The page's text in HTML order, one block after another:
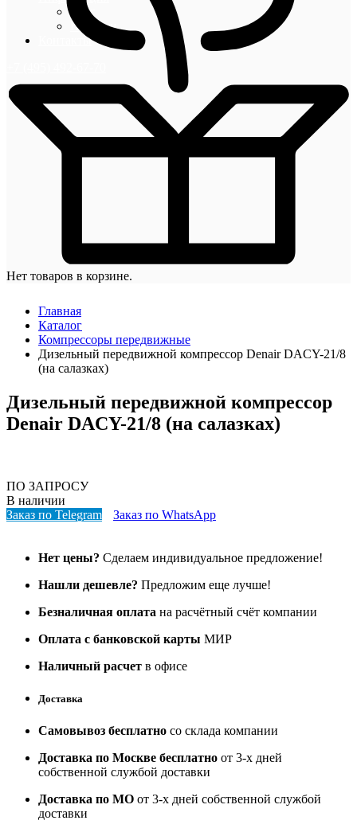
Блог
Новости
Контакты
Нет товаров в корзине.
Главная
Каталог
Компрессоры передвижные
Дизельный передвижной компрессор Denair DACY-21/8
(на салазках)
Дизельный передвижной компрессор
Denair DACY-21/8 (на салазках)
ПО ЗАПРОСУ
В наличии
Заказ по Telegram
Заказ по WhatsApp
Нет цены? Сделаем индивидуальное предложение!
Нашли дешевле? Предложим еще лучше!
Безналичная оплата на расчётный счёт компании
Оплата с банковской карты МИР
Наличный расчет в офисе
Доставка
Самовывоз бесплатно со склада компании
Доставка по Москве бесплатно от 3-х дней
собственной службой доставки
Доставка по МО от 3-х дней собственной службой
доставки